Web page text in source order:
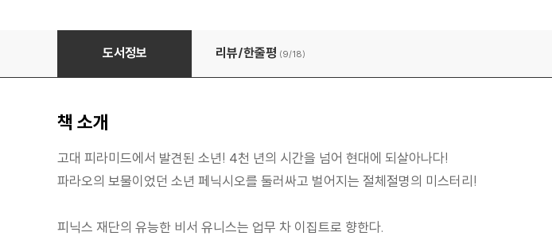
파라오의 연인 17권
도서정보 리뷰/한줄평 (9/18)
책 소개
고대 피라미드에서 발견된 소년! 4천 년의 시간을 넘어 현대에 되살아나다!
파라오의 보물이었던 소년 페닉시오를 둘러싸고 벌어지는 절체절명의 미스터리!
피닉스 재단의 유능한 비서 유니스는 업무 차 이집트로 향한다.